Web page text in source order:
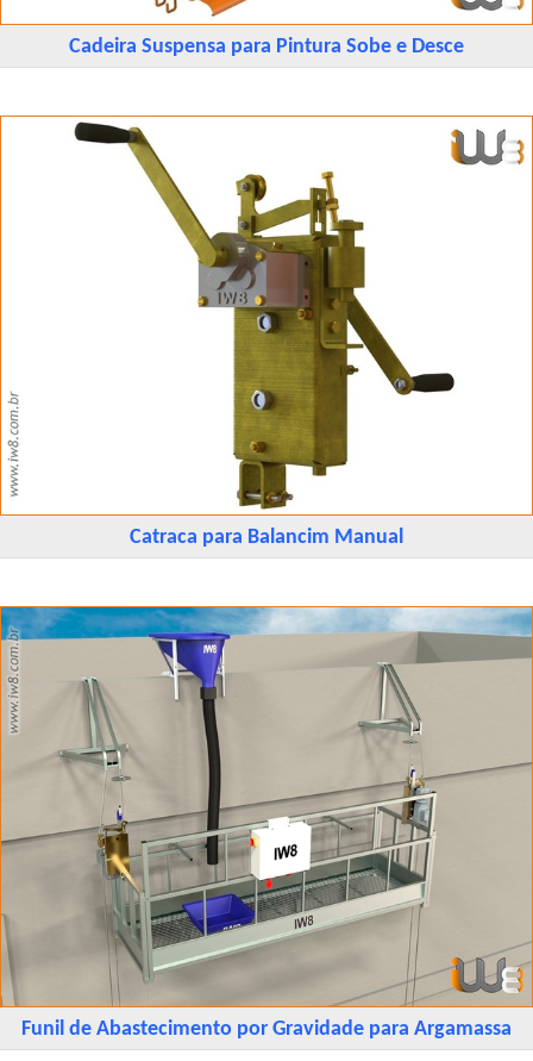
Cadeira Suspensa para Pintura Sobe e Desce
Catraca para Balancim Manual
Funil de Abastecimento por Gravidade para Argamassa